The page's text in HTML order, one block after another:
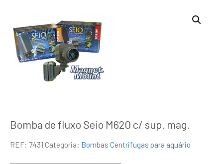
Bomba de fluxo Seio M620 c/ sup. mag.
REF: 7431 Categoria: Bombas Centrifugas para aquário